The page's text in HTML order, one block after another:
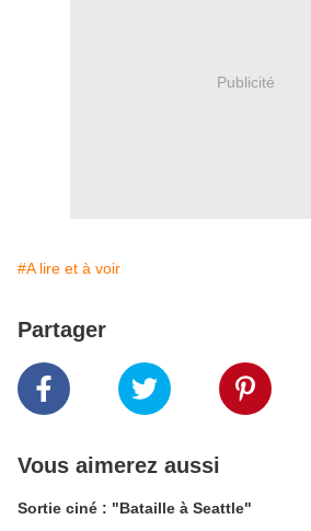
Publicité
#A lire et à voir
Partager
Vous aimerez aussi
Sortie ciné : "Bataille à Seattle"